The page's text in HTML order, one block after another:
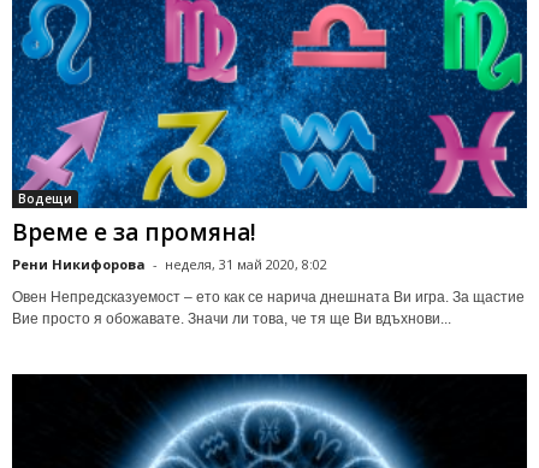
Водещи
Време е за промяна!
Рени Никифорова - неделя, 31 май 2020, 8:02
Овен Непредсказуемост – ето как се нарича днешната Ви игра. За щастие
Вие просто я обожавате. Значи ли това, че тя ще Ви вдъхнови...